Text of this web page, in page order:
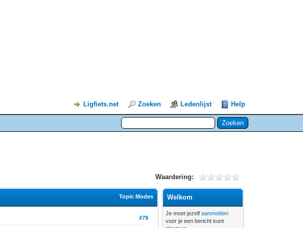
Ligfiets.net Zoeken Ledenlijst Help
Waardering:
Topic Modes
#79
Welkom
Je moet jezelfaanmelden
voor je een bericht kunt